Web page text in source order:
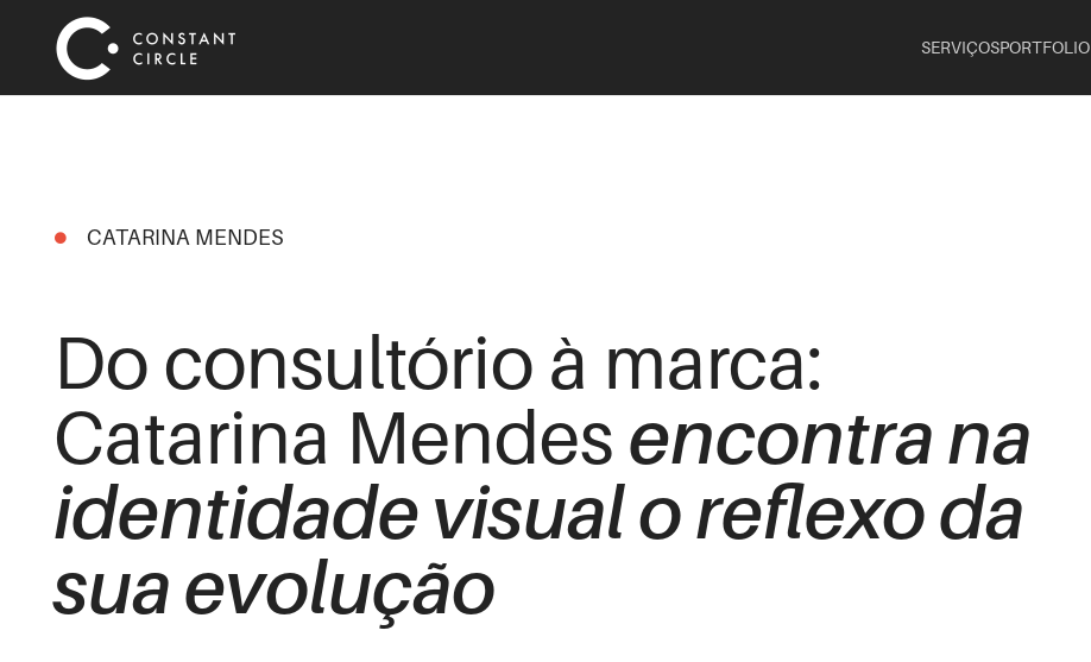
SERVIÇOSPORTFOLIO
CATARINA MENDES
Do consultório à marca:
Catarina Mendes encontra na
identidade visual o reflexo da
sua evolução